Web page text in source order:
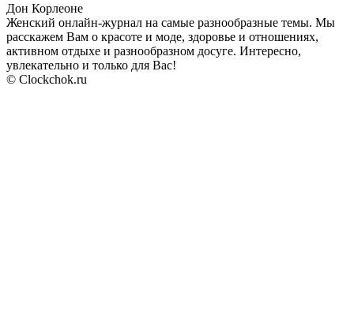
Дон Корлеоне
Женский онлайн-журнал на самые разнообразные темы. Мы
расскажем Вам о красоте и моде, здоровье и отношениях,
активном отдыхе и разнообразном досуге. Интересно,
увлекательно и только для Вас!
© Clockchok.ru